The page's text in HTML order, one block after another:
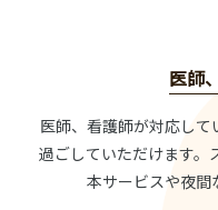
医師
医師、看護師が対応し
過ごしていただけます。
本サービスや夜間